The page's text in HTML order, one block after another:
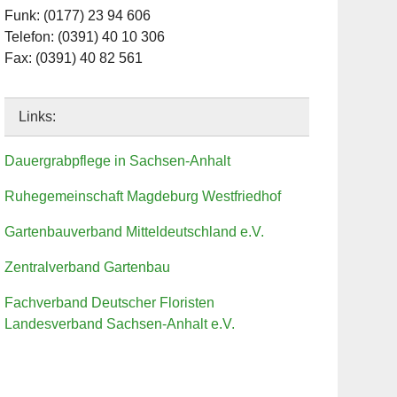
Funk: (0177) 23 94 606
Telefon: (0391) 40 10 306
Fax: (0391) 40 82 561
Links:
Dauergrabpflege in Sachsen-Anhalt
Ruhegemeinschaft Magdeburg Westfriedhof
Gartenbauverband Mitteldeutschland e.V.
Zentralverband Gartenbau
Fachverband Deutscher Floristen
Landesverband Sachsen-Anhalt e.V.